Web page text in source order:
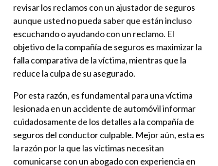
revisar los reclamos con un ajustador de seguros
aunque usted no pueda saber que están incluso
escuchando o ayudando con un reclamo. El
objetivo de la compañía de seguros es maximizar la
falla comparativa de la víctima, mientras que la
reduce la culpa de su asegurado.
Por esta razón, es fundamental para una víctima
lesionada en un accidente de automóvil informar
cuidadosamente de los detalles a la compañía de
seguros del conductor culpable. Mejor aún, esta es
la razón por la que las víctimas necesitan
comunicarse con un abogado con experiencia en